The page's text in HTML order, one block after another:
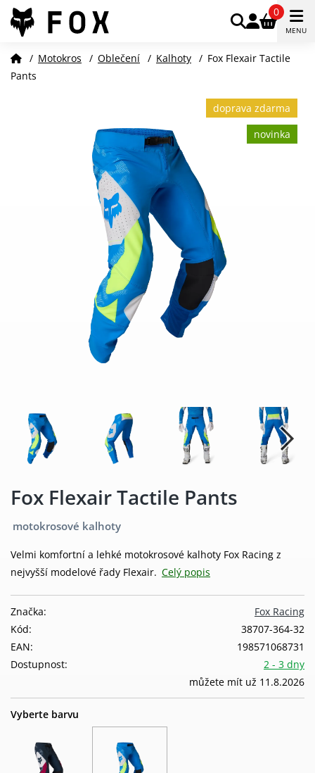
0
MENU
/ Motokros / Oblečení / Kalhoty / Fox Flexair Tactile
Pants
doprava zdarma
novinka
Fox Flexair Tactile Pants
motokrosové kalhoty
Velmi komfortní a lehké motokrosové kalhoty Fox Racing z
nejvyšší modelové řady Flexair. Celý popis
Fox Racing
Značka:
38707-364-32
Kód:
198571068731
EAN:
2 - 3 dny
můžete mít už 11.8.2026
Dostupnost:
Vyberte barvu